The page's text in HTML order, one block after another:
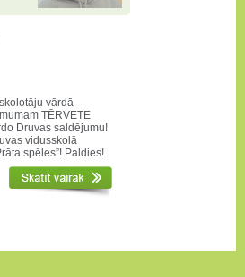
vārdā
TĒRVETE
Druvas saldējumu!
vidusskolā
spēles”! Paldies!